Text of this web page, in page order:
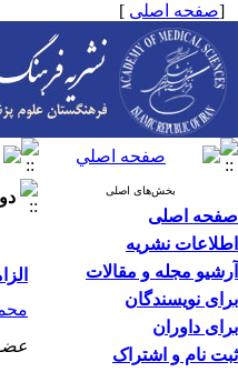
[صفحه اصلی ]
بخش‌های اصلی
صفحه اصلی
اطلاعات نشریه
آرشیو مجله و مقالات
برای نویسندگان
برای داوران
ثبت نام و اشتراک
دوره ۳،